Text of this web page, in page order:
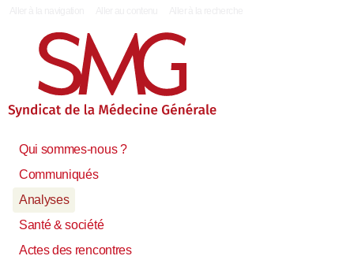
Qui sommes-nous ?
Communiqués
Analyses
Santé & société
Actes des rencontres